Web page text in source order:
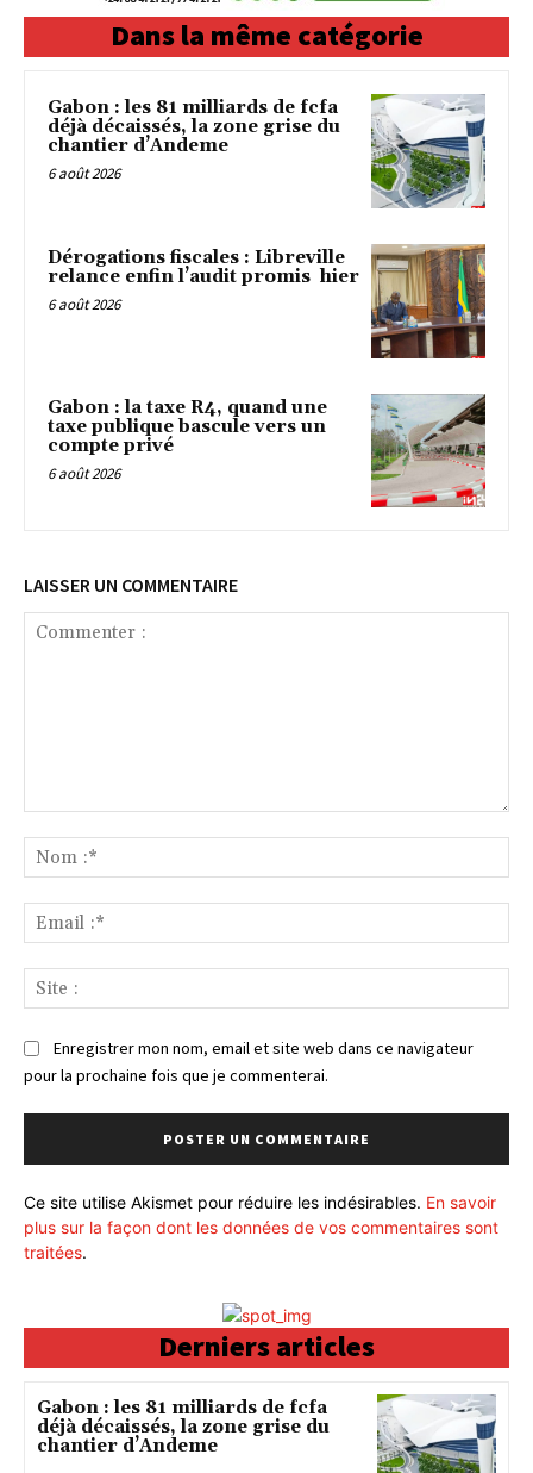
Dans la même catégorie
Gabon : les 81 milliards de fcfa
déjà décaissés, la zone grise du
chantier d’Andeme
6 août 2026
Dérogations fiscales : Libreville
relance enfin l’audit promis hier
6 août 2026
Gabon : la taxe R4, quand une
taxe publique bascule vers un
compte privé
6 août 2026
LAISSER UN COMMENTAIRE
:*
:*
:
Enregistrer mon nom, email et site web dans ce navigateur
pour la prochaine fois que je commenterai.
Ce site utilise Akismet pour réduire les indésirables. En savoir
plus sur la façon dont les données de vos commentaires sont
traitées.
Derniers articles
Gabon : les 81 milliards de fcfa
déjà décaissés, la zone grise du
chantier d’Andeme